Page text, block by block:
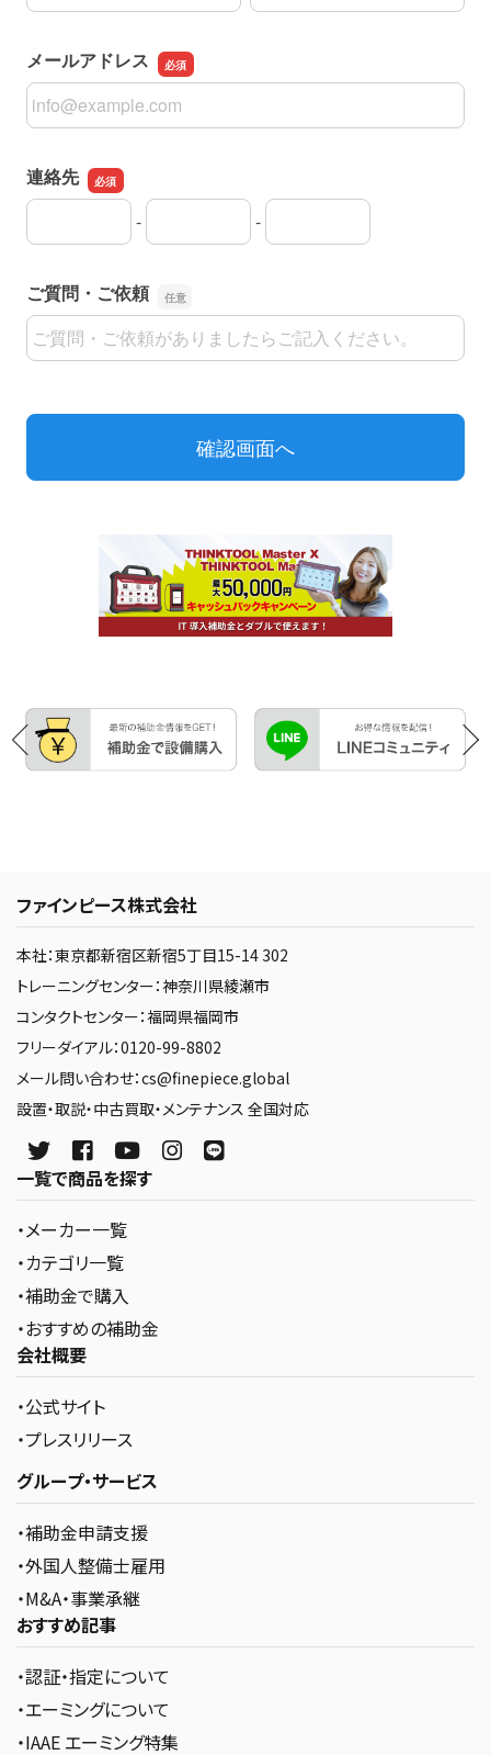
ファインピース株式会社
本社：東京都新宿区新宿5丁目15-14 302
トレーニングセンター：神奈川県綾瀬市
コンタクトセンター：福岡県福岡市
フリーダイアル：0120-99-8802
メール問い合わせ：cs@finepiece.global
設置・取説・中古買取・メンテナンス 全国対応
一覧で商品を探す
・メーカー一覧
・カテゴリ一覧
・補助金で購入
・おすすめの補助金
会社概要
・公式サイト
・プレスリリース
グループ・サービス
・補助金申請支援
・外国人整備士雇用
・M&A・事業承継
おすすめ記事
・認証・指定について
・エーミングについて
・IAAE エーミング特集